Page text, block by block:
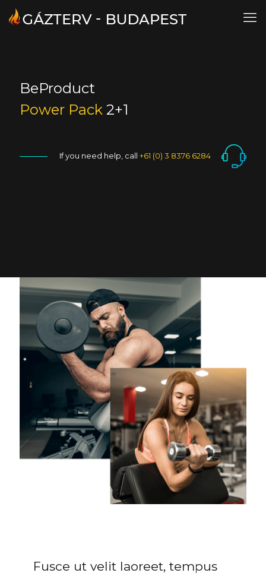
BeProduct
Power Pack 2+1
If you need help, call +61 (0) 3 8376 6284
Fusce ut velit laoreet, tempus